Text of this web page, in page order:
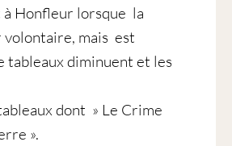
à Honfleur lorsque la
volontaire, mais est
tableaux diminuent et les
dont » Le Crime
».